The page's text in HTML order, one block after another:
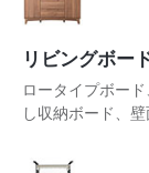
リビングボー
ロータイプボー
し収納ボード、